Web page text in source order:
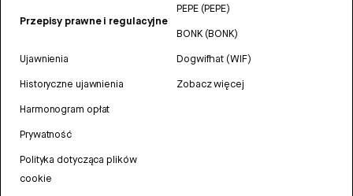
Przepisy prawne i regulacyjne
Ujawnienia
Historyczne ujawnienia
Harmonogram opłat
Prywatność
Polityka dotycząca plików
cookie
PEPE (PEPE)
BONK (BONK)
Dogwifhat (WIF)
Zobacz więcej